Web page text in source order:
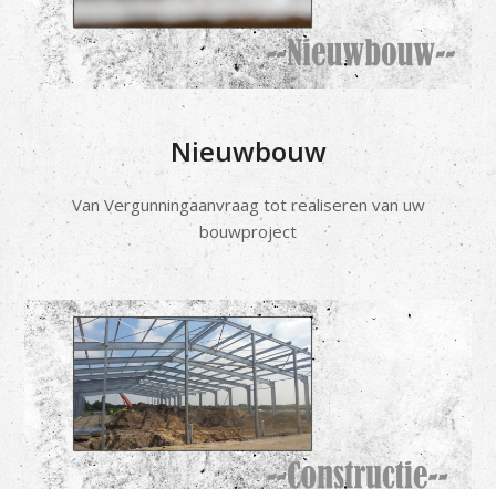
Nieuwbouw
Van Vergunningaanvraag tot realiseren van uw
bouwproject